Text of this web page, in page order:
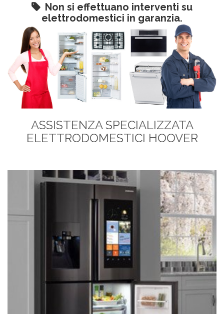
Non si effettuano interventi su
elettrodomestici in garanzia.
ASSISTENZA SPECIALIZZATA
ELETTRODOMESTICI HOOVER